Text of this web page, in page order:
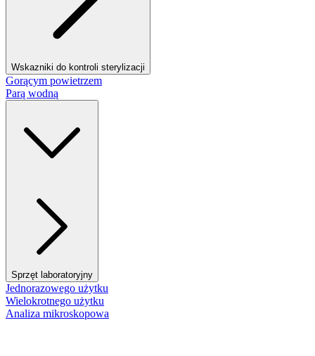
Wskazniki do kontroli sterylizacji
Gorącym powietrzem
Parą wodną
Sprzęt laboratoryjny
Jednorazowego użytku
Wielokrotnego użytku
Analiza mikroskopowa